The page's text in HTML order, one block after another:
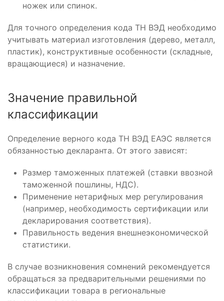
ножек или спинок.
Для точного определения кода ТН ВЭД необходимо
учитывать материал изготовления (дерево, металл,
пластик), конструктивные особенности (складные,
вращающиеся) и назначение.
Значение правильной
классификации
Определение верного кода ТН ВЭД ЕАЭС является
обязанностью декларанта. От этого зависят:
Размер таможенных платежей (ставки ввозной
таможенной пошлины, НДС).
Применение нетарифных мер регулирования
(например, необходимость сертификации или
декларирования соответствия).
Правильность ведения внешнеэкономической
статистики.
В случае возникновения сомнений рекомендуется
обращаться за предварительными решениями по
классификации товара в региональные